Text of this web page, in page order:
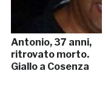
Antonio, 37 anni,
ritrovato morto.
Giallo a Cosenza